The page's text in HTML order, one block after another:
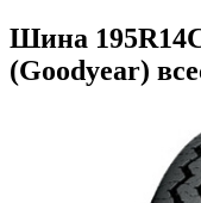
Шина
(Goodyear)